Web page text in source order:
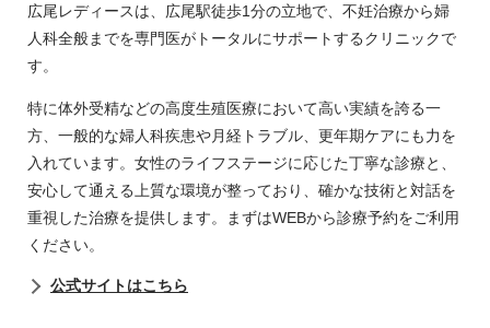
広尾レディースは、広尾駅徒歩1分の立地で、不妊治療から婦
人科全般までを専門医がトータルにサポートするクリニックで
す。
特に体外受精などの高度生殖医療において高い実績を誇る一
方、一般的な婦人科疾患や月経トラブル、更年期ケアにも力を
入れています。女性のライフステージに応じた丁寧な診療と、
安心して通える上質な環境が整っており、確かな技術と対話を
重視した治療を提供します。まずはWEBから診療予約をご利用
ください。
公式サイトはこちら